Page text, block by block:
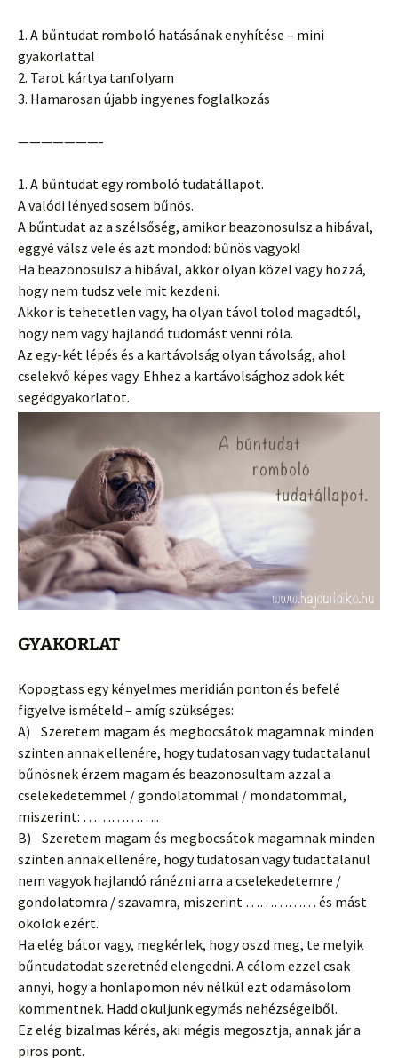
1. A bűntudat romboló hatásának enyhítése – mini
gyakorlattal
2. Tarot kártya tanfolyam
3. Hamarosan újabb ingyenes foglalkozás
———————-
1. A bűntudat egy romboló tudatállapot.
A valódi lényed sosem bűnös.
A bűntudat az a szélsőség, amikor beazonosulsz a hibával,
eggyé válsz vele és azt mondod: bűnös vagyok!
Ha beazonosulsz a hibával, akkor olyan közel vagy hozzá,
hogy nem tudsz vele mit kezdeni.
Akkor is tehetetlen vagy, ha olyan távol tolod magadtól,
hogy nem vagy hajlandó tudomást venni róla.
Az egy-két lépés és a kartávolság olyan távolság, ahol
cselekvő képes vagy. Ehhez a kartávolsághoz adok két
segédgyakorlatot.
GYAKORLAT
Kopogtass egy kényelmes meridián ponton és befelé
figyelve ismételd – amíg szükséges:
A) Szeretem magam és megbocsátok magamnak minden
szinten annak ellenére, hogy tudatosan vagy tudattalanul
bűnösnek érzem magam és beazonosultam azzal a
cselekedetemmel / gondolatommal / mondatommal,
miszerint: ……………..
B) Szeretem magam és megbocsátok magamnak minden
szinten annak ellenére, hogy tudatosan vagy tudattalanul
nem vagyok hajlandó ránézni arra a cselekedetemre /
gondolatomra / szavamra, miszerint …………… és mást
okolok ezért.
Ha elég bátor vagy, megkérlek, hogy oszd meg, te melyik
bűntudatodat szeretnéd elengedni. A célom ezzel csak
annyi, hogy a honlapomon név nélkül ezt odamásolom
kommentnek. Hadd okuljunk egymás nehézségeiből.
Ez elég bizalmas kérés, aki mégis megosztja, annak jár a
piros pont.